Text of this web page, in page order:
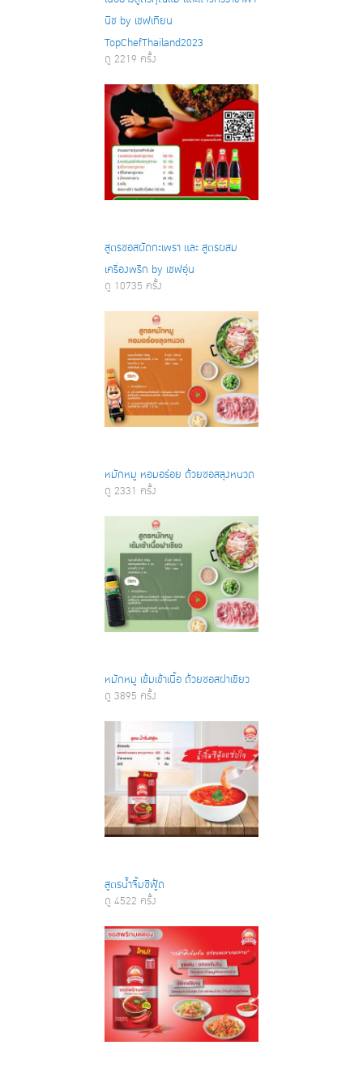
นิช by เชฟเทียน
TopChefThailand2023
ดู 2219 ครั้ง
สูตรซอสผัดกะเพรา และ สูตรผสม
เครื่องพริก by เชฟอุ่น
ดู 10735 ครั้ง
หมักหมู หอมอร่อย ด้วยซอสลุงหนวด
ดู 2331 ครั้ง
หมักหมู เข้มเข้าเนื้อ ด้วยซอสฝาเขียว
ดู 3895 ครั้ง
สูตรน้ำจิ้มซีฟู้ด
ดู 4522 ครั้ง